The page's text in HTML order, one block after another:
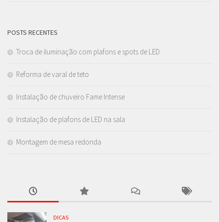
POSTS RECENTES
Troca de iluminação com plafons e spots de LED
Reforma de varal de teto
Instalação de chuveiro Fame Intense
Instalação de plafons de LED na sala
Montagem de mesa redonda
DICAS